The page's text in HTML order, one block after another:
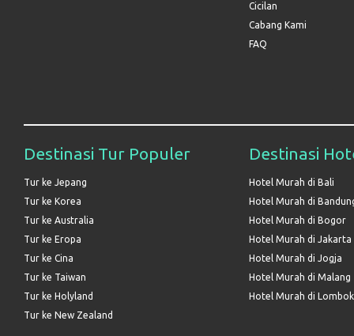
Cicilan
Cabang Kami
FAQ
Destinasi Tur Populer
Tur ke Jepang
Tur ke Korea
Tur ke Australia
Tur ke Eropa
Tur ke Cina
Tur ke Taiwan
Tur ke Holyland
Tur ke New Zealand
Destinasi
Hotel Murah di Bali
Hotel Murah di
Hotel Murah di Bogor
Hotel Murah di Jakarta
Hotel Murah di Jogja
Hotel Murah di Malang
Hotel Murah di Lombok